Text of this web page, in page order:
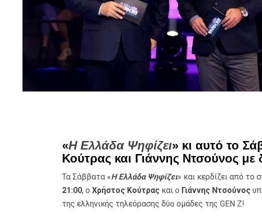
«Η Ελλάδα Ψηφίζει» κι αυτό το
Κούτρας και Γιάννης Ντσούνος
Τα Σάββατα «Η Ελλάδα Ψηφίζει» και κερδίζει από το
21:00, ο Χρήστος Κούτραςκαι ο Γιάννης Ντσούνος
της ελληνικής τηλεόρασης δύο ομάδες της GEN Z!